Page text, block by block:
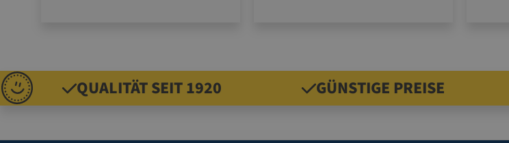
QUALITÄT SEIT 1920 GÜNSTIGE PREISE